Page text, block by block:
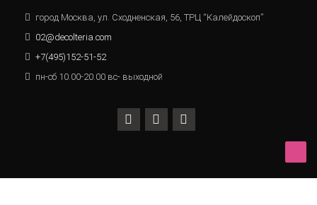
город Москва, ул. Сходненская, 56, ТРЦ “Калейдоскоп”
02@decolteria.com
+7(495)152-51-52
пн-сб 10.00-20.00 вс- выходной